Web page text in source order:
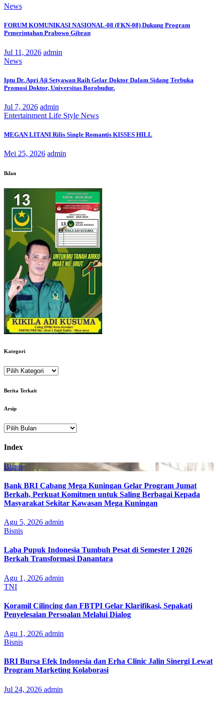
News
FORUM KOMUNIKASI NASIONAL-08 (FKN-08) Dukung Program
Pemerintahan Prabowo Gibran
Jul 11, 2026 admin
News
Iptu Dr. Apri Aji Setyawan Raih Gelar Doktor Dalam Sidang Terbuka
Promosi Doktor, Universitas Borobudur.
Jul 7, 2026 admin
Entertainment Life Style News
MEGAN LITANI Rilis Single Romantis KISSES HILL
Mei 25, 2026 admin
Iklan
Kategori
Kategori
Berita Terkait
Arsip
Arsip
Index
Bisnis
Bank BRI Cabang Mega Kuningan Gelar Program Jumat
Berkah, Perkuat Komitmen untuk Saling Berbagai Kepada
Masyarakat Sekitar Kawasan Mega Kuningan
Agu 5, 2026 admin
Bisnis
Laba Pupuk Indonesia Tumbuh Pesat di Semester I 2026
Berkah Transformasi Danantara
Agu 1, 2026 admin
TNI
Koramil Cilincing dan FBTPI Gelar Klarifikasi, Sepakati
Penyelesaian Persoalan Melalui Dialog
Agu 1, 2026 admin
Bisnis
BRI Bursa Efek Indonesia dan Erha Clinic Jalin Sinergi Lewat
Program Marketing Kolaborasi
Jul 24, 2026 admin